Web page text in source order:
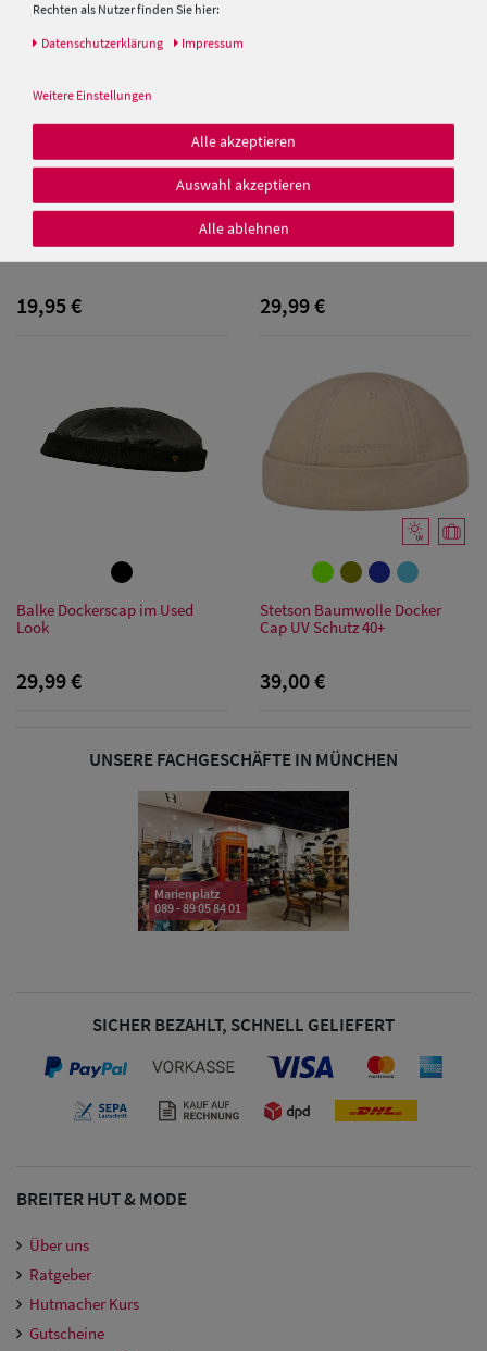
Damen Caps
Baseball Caps
Damen UV-
Bandana Caps
Snapback Caps
Damen Caps
(63-65 cm)
Balke Dockerscap Lakota im
used look
19,95 €
Balke Kapitänsmütze mit Anker
und Stickerei
29,99 €
Balke Dockerscap im Used
Look
29,99 €
Stetson Baumwolle Docker
Cap UV Schutz 40+
39,00 €
UNSERE FACHGESCHÄFTE IN MÜNCHEN
Marienplatz
089 - 89 05 84 01
SICHER BEZAHLT, SCHNELL GELIEFERT
BREITER HUT & MODE
Über uns
Ratgeber
Hutmacher Kurs
Gutscheine
Rechten als Nutzer finden Sie hier:
Daten­schutz­erklärung Impressum
Weitere Einstellungen
Alle akzeptieren
Auswahl akzeptieren
Alle ablehnen